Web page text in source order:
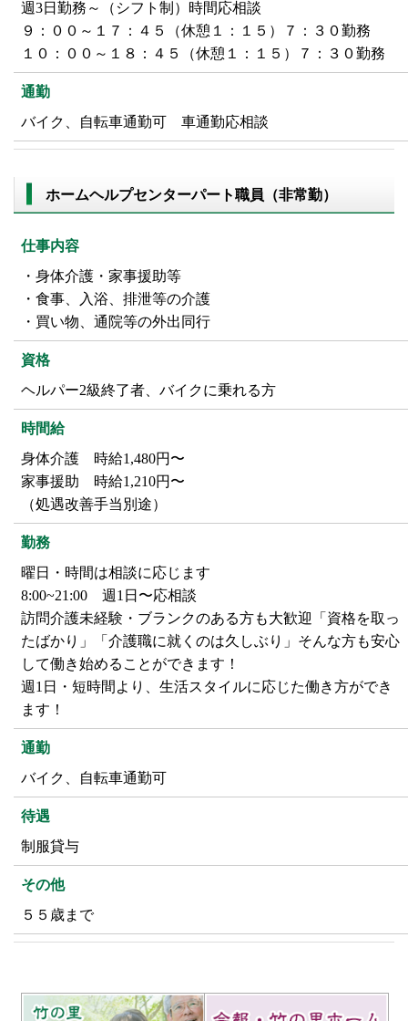
週3日勤務～（シフト制）時間応相談
９：００～１７：４５（休憩１：１５）７：３０勤務
１０：００～１８：４５（休憩１：１５）７：３０勤務
通勤
バイク、自転車通勤可 車通勤応相談
ホームヘルプセンターパート職員（非常勤）
仕事内容
・身体介護・家事援助等
・食事、入浴、排泄等の介護
・買い物、通院等の外出同行
資格
ヘルパー2級終了者、バイクに乗れる方
時間給
身体介護 時給1,480円〜
家事援助 時給1,210円〜
（処遇改善手当別途）
勤務
曜日・時間は相談に応じます
8:00~21:00 週1日〜応相談
訪問介護未経験・ブランクのある方も大歓迎「資格を取っ
たばかり」「介護職に就くのは久しぶり」そんな方も安心
して働き始めることができます！
週1日・短時間より、生活スタイルに応じた働き方ができ
ます！
通勤
バイク、自転車通勤可
待遇
制服貸与
その他
５５歳まで